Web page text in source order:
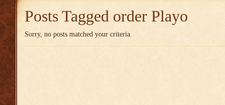
Posts Tagged order Playo
Sorry, no posts matched your criteria.